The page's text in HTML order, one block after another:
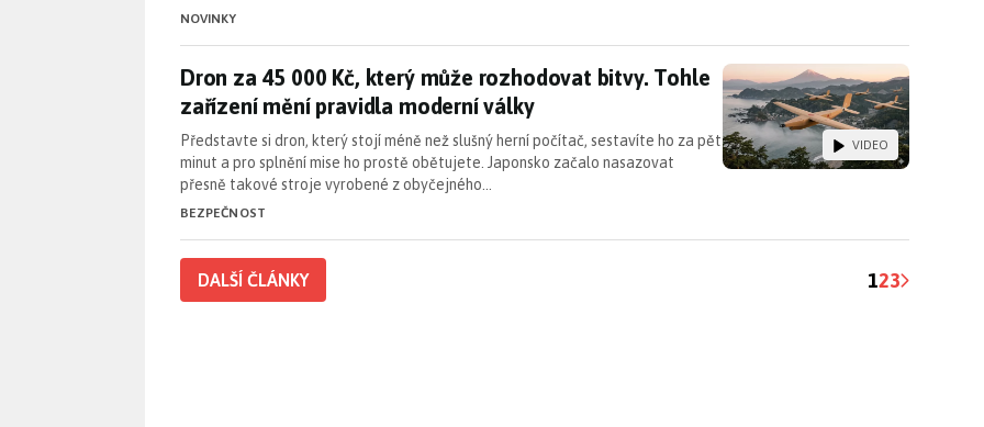
NOVINKY
Dron za 45 000 Kč, který může rozhodovat bitvy. Tohle zařízení mění pravidla
Dron za 45 000 Kč, který může rozhodovat bitvy. Tohle
zařízení mění pravidla moderní války
Představte si dron, který stojí méně než slušný herní počítač, sestavíte ho za pět
minut a pro splnění mise ho prostě obětujete. Japonsko začalo nasazovat
přesně takové stroje vyrobené z obyčejného…
BEZPEČNOST
VIDEO
DALŠÍ ČLÁNKY 123